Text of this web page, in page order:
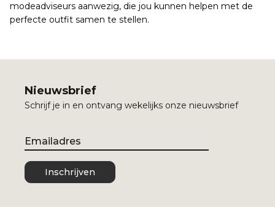
modeadviseurs aanwezig, die jou kunnen helpen met de
perfecte outfit samen te stellen.
Nieuwsbrief
Schrijf je in en ontvang wekelijks onze nieuwsbrief
Email
Inschrijven